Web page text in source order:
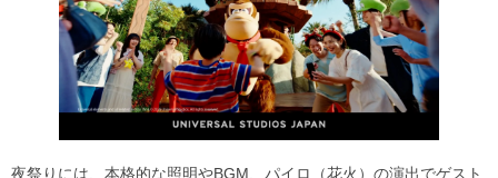
夜祭りには、本格的な照明やBGM、パイロ（花火）の演出でゲスト